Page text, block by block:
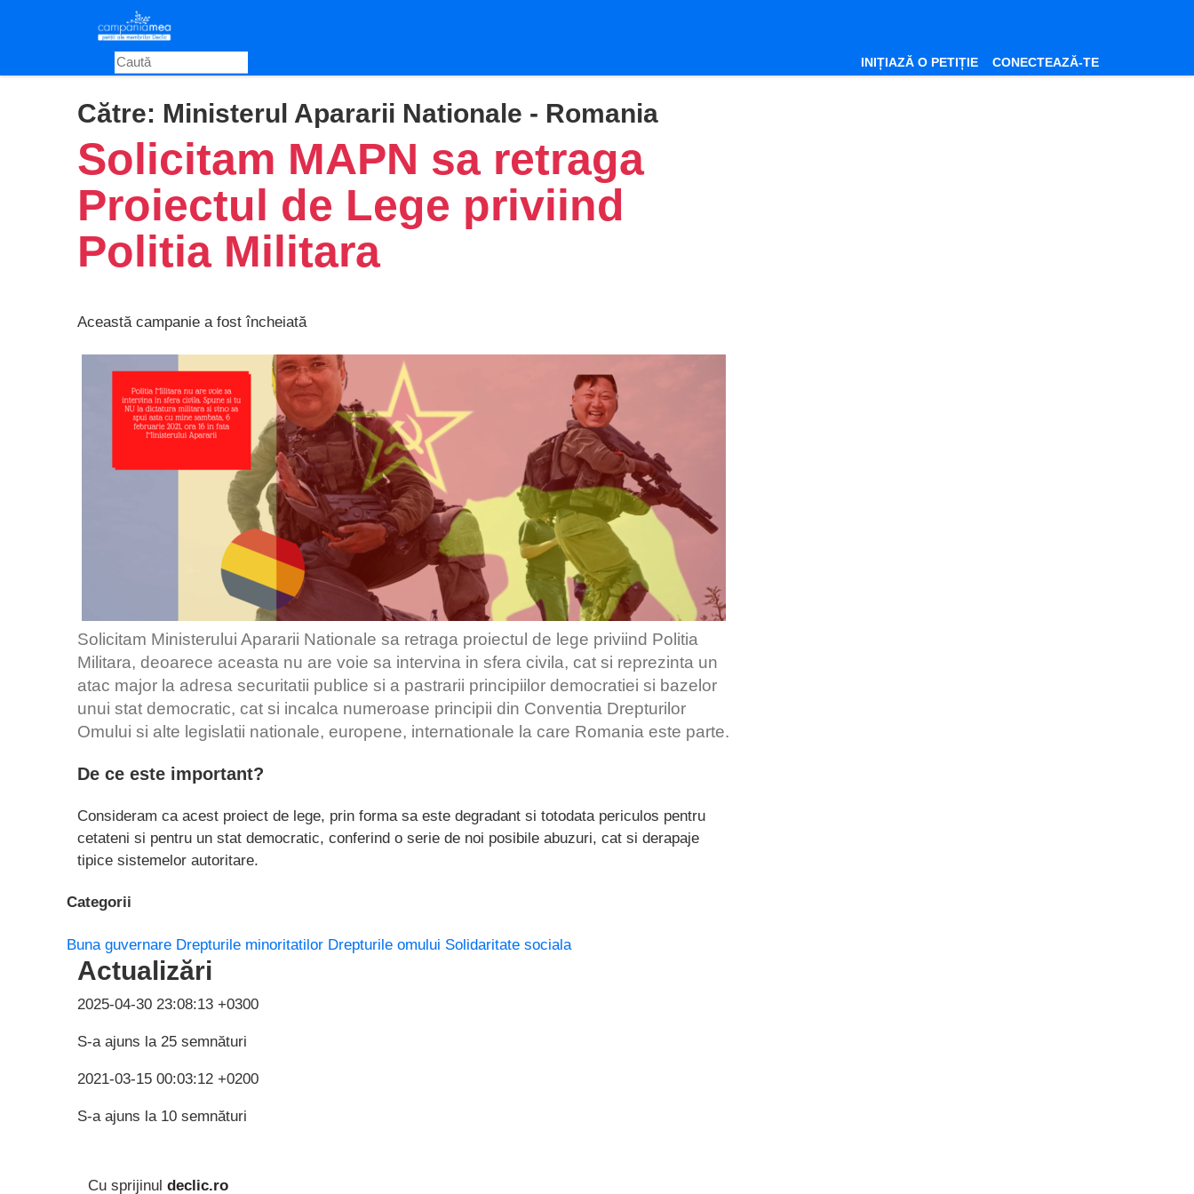
content
INIȚIAZĂ O PETIȚIE CONECTEAZĂ-TE
Către: Ministerul Apararii Nationale - Romania
Solicitam MAPN sa retraga
Proiectul de Lege priviind
Politia Militara
Această campanie a fost încheiată
Solicitam Ministerului Apararii Nationale sa retraga proiectul de lege priviind Politia
Militara, deoarece aceasta nu are voie sa intervina in sfera civila, cat si reprezinta un
atac major la adresa securitatii publice si a pastrarii principiilor democratiei si bazelor
unui stat democratic, cat si incalca numeroase principii din Conventia Drepturilor
Omului si alte legislatii nationale, europene, internationale la care Romania este parte.
De ce este important?
Consideram ca acest proiect de lege, prin forma sa este degradant si totodata periculos pentru
cetateni si pentru un stat democratic, conferind o serie de noi posibile abuzuri, cat si derapaje
tipice sistemelor autoritare.
Categorii
Buna guvernare Drepturile minoritatilor Drepturile omului Solidaritate sociala
Actualizări
2025-04-30 23:08:13 +0300
S-a ajuns la 25 semnături
2021-03-15 00:03:12 +0200
S-a ajuns la 10 semnături
Cu sprijinul declic.ro